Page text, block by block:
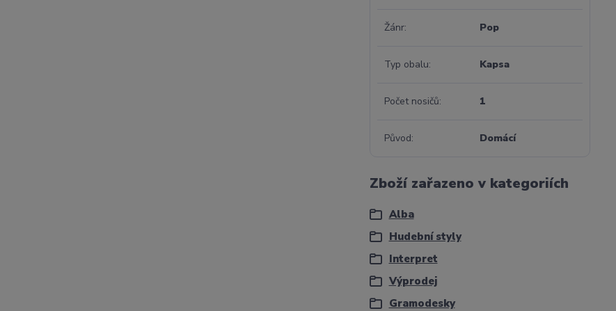
Žánr Pop
Typ obalu Kapsa
Počet nosičů 1
Původ Domácí
Zboží zařazeno v kategoriích
Alba
Hudební styly
Interpret
Výprodej
Gramodesky